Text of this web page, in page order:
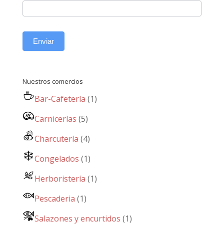
Enviar
Nuestros comercios
Bar-Cafetería (1)
Carnicerías (5)
Charcutería (4)
Congelados (1)
Herboristería (1)
Pescaderia (1)
Salazones y encurtidos (1)